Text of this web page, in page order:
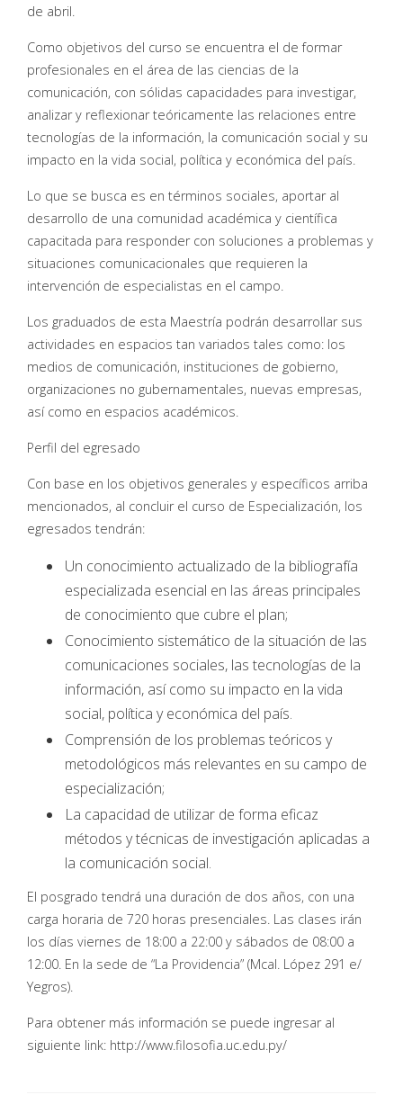
de abril.
Como objetivos del curso se encuentra el de formar
profesionales en el área de las ciencias de la
comunicación, con sólidas capacidades para investigar,
analizar y reflexionar teóricamente las relaciones entre
tecnologías de la información, la comunicación social y su
impacto en la vida social, política y económica del país.
Lo que se busca es en términos sociales, aportar al
desarrollo de una comunidad académica y científica
capacitada para responder con soluciones a problemas y
situaciones comunicacionales que requieren la
intervención de especialistas en el campo.
Los graduados de esta Maestría podrán desarrollar sus
actividades en espacios tan variados tales como: los
medios de comunicación, instituciones de gobierno,
organizaciones no gubernamentales, nuevas empresas,
así como en espacios académicos.
Perfil del egresado
Con base en los objetivos generales y específicos arriba
mencionados, al concluir el curso de Especialización, los
egresados tendrán:
Un conocimiento actualizado de la bibliografía
especializada esencial en las áreas principales
de conocimiento que cubre el plan;
Conocimiento sistemático de la situación de las
comunicaciones sociales, las tecnologías de la
información, así como su impacto en la vida
social, política y económica del país.
Comprensión de los problemas teóricos y
metodológicos más relevantes en su campo de
especialización;
La capacidad de utilizar de forma eficaz
métodos y técnicas de investigación aplicadas a
la comunicación social.
El posgrado tendrá una duración de dos años, con una
carga horaria de 720 horas presenciales. Las clases irán
los días viernes de 18:00 a 22:00 y sábados de 08:00 a
12:00. En la sede de “La Providencia” (Mcal. López 291 e/
Yegros).
Para obtener más información se puede ingresar al
siguiente link: http://www.filosofia.uc.edu.py/